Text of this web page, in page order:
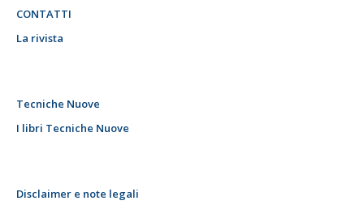
CONTATTI
La rivista
Tecniche Nuove
I libri Tecniche Nuove
Disclaimer e note legali